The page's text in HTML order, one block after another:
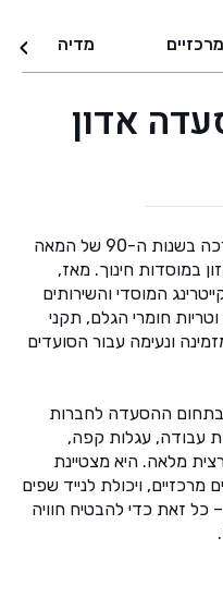
מדיה
אדון
אדון שוקו – ביסטרו בר החלה את דרכה בשנות ה-90 של המאה
במוסדות חינוך. מאז,
המוסדי והשירותים
חומרי הגלם, תקני
ונעימה עבור הסועדים
בתחום ההסעדה לחברות
עבודה, עגלות קפה,
מלאה. היא מצטיינת
מרכזיים, ויכולת לנייד שפים
כל זאת כדי להבטיח חוויה